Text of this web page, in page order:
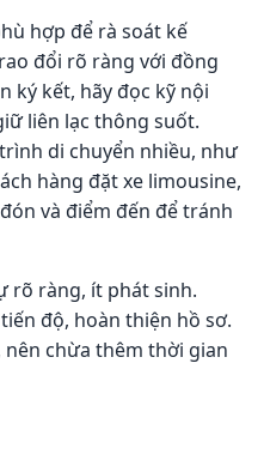
hợp để rà soát kế
đổi rõ ràng với đồng
ký kết, hãy đọc kỹ nội
liên lạc thông suốt.
di chuyển nhiều, như
hàng đặt xe limousine,
và điểm đến để tránh
rõ ràng, ít phát sinh.
độ, hoàn thiện hồ sơ.
nên chừa thêm thời gian